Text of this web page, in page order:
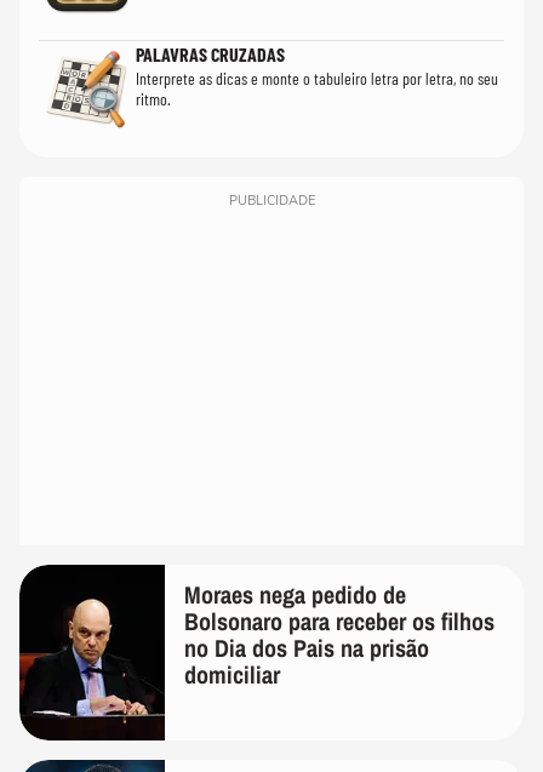
PALAVRAS CRUZADAS
Interprete as dicas e monte o tabuleiro letra por letra, no seu
ritmo.
PUBLICIDADE
Moraes nega pedido de
Bolsonaro para receber os filhos
no Dia dos Pais na prisão
domiciliar